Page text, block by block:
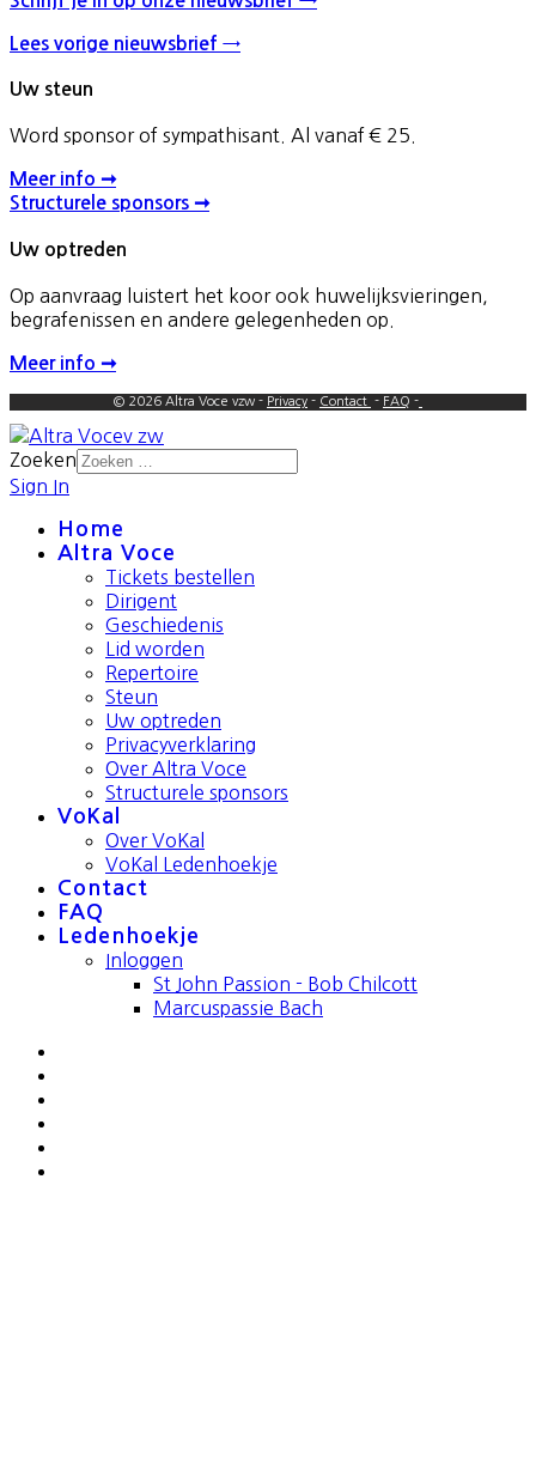
Lees vorige nieuwsbrief →
Uw steun
Word sponsor of sympathisant. Al vanaf € 25.
Meer info ➞
Structurele sponsors ➞
Uw optreden
Op aanvraag luistert het koor ook huwelijksvieringen,
begrafenissen en andere gelegenheden op.
Meer info ➞
© 2026 Altra Voce vzw - Privacy - Contact - FAQ -
Zoeken
Sign In
Home
Altra Voce
Tickets bestellen
Dirigent
Geschiedenis
Lid worden
Repertoire
Steun
Uw optreden
Privacyverklaring
Over Altra Voce
Structurele sponsors
VoKal
Over VoKal
VoKal Ledenhoekje
Contact
FAQ
Ledenhoekje
Inloggen
St John Passion - Bob Chilcott
Marcuspassie Bach